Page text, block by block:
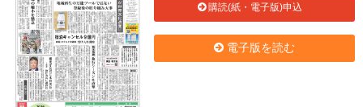
購読(紙・電子版)申込
電子版を読む